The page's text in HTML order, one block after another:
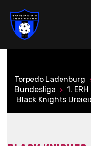
Torpedo Ladenburg
Bundesliga
> 1.
Black Knights